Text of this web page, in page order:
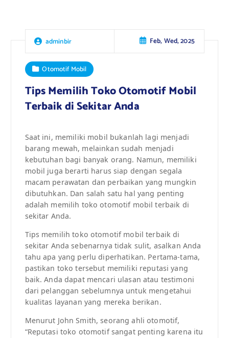
adminbir Feb, Wed, 2025
Otomotif Mobil
Tips Memilih Toko Otomotif Mobil
Terbaik di Sekitar Anda
Saat ini, memiliki mobil bukanlah lagi menjadi
barang mewah, melainkan sudah menjadi
kebutuhan bagi banyak orang. Namun, memiliki
mobil juga berarti harus siap dengan segala
macam perawatan dan perbaikan yang mungkin
dibutuhkan. Dan salah satu hal yang penting
adalah memilih toko otomotif mobil terbaik di
sekitar Anda.
Tips memilih toko otomotif mobil terbaik di
sekitar Anda sebenarnya tidak sulit, asalkan Anda
tahu apa yang perlu diperhatikan. Pertama-tama,
pastikan toko tersebut memiliki reputasi yang
baik. Anda dapat mencari ulasan atau testimoni
dari pelanggan sebelumnya untuk mengetahui
kualitas layanan yang mereka berikan.
Menurut John Smith, seorang ahli otomotif,
“Reputasi toko otomotif sangat penting karena itu